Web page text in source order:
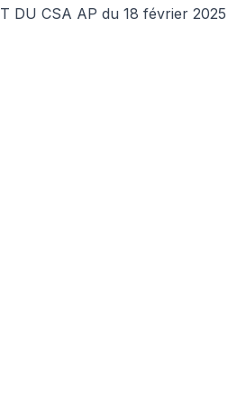
DU CSA AP du 18 février 2025